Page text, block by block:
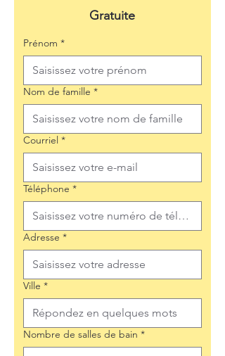
Gratuite
Prénom *
Nom de famille *
Courriel *
Téléphone *
Adresse *
Ville *
Nombre de salles de bain *